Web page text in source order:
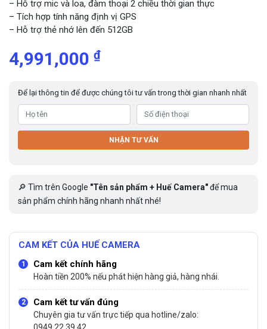
– Hỗ trợ mic và loa, đàm thoại 2 chiều thời gian thực
– Tích hợp tính năng định vị GPS
– Hỗ trợ thẻ nhớ lên đến 512GB
4,991,000 ₫
Để lại thông tin để được chúng tôi tư vấn trong thời gian nhanh nhất
NHẬN TƯ VẤN
🔎 Tìm trên Google "Tên sản phẩm + Huế Camera"để mua
sản phẩm chính hãng nhanh nhất nhé!
CAM KẾT CỦA HUẾ CAMERA
Cam kết chính hãng
Hoàn tiền 200% nếu phát hiện hàng giả, hàng nhái.
Cam kết tư vấn đúng
Chuyên gia tư vấn trực tiếp qua hotline/zalo:
0949.22.39.42